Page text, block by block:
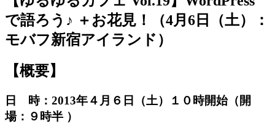
で語ろう♪ ＋お花見！（4月6日（土）：
モバフ新宿アイランド）
【概要】
日 時：2013年４月６日（土）１０時開始（開
場：９時半 ）